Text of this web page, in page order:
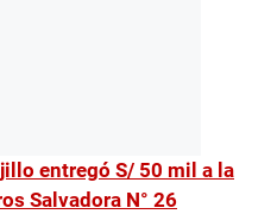
entregó S/ 50 mil a la
Salvadora N° 26